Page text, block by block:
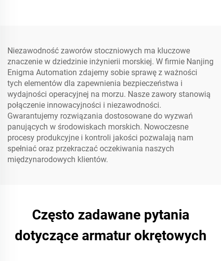
Niezawodność zaworów stoczniowych ma kluczowe
znaczenie w dziedzinie inżynierii morskiej. W firmie Nanjing
Enigma Automation zdajemy sobie sprawę z ważności
tych elementów dla zapewnienia bezpieczeństwa i
wydajności operacyjnej na morzu. Nasze zawory stanowią
połączenie innowacyjności i niezawodności.
Gwarantujemy rozwiązania dostosowane do wyzwań
panujących w środowiskach morskich. Nowoczesne
procesy produkcyjne i kontroli jakości pozwalają nam
spełniać oraz przekraczać oczekiwania naszych
międzynarodowych klientów.
Często zadawane pytania
dotyczące armatur okrętowych